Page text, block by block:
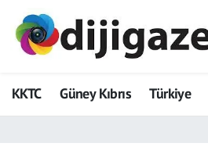
KKTC Güney Kıbrıs Türkiye
ADVERTORIAL
Dijigazete
Hava Durumu
Trafik Durumu